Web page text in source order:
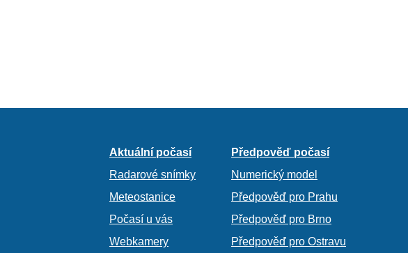
Aktuální počasí
Radarové snímky
Meteostanice
Počasí u vás
Webkamery
Předpověď počasí
Numerický model
Předpověď pro Prahu
Předpověď pro Brno
Předpověď pro Ostravu